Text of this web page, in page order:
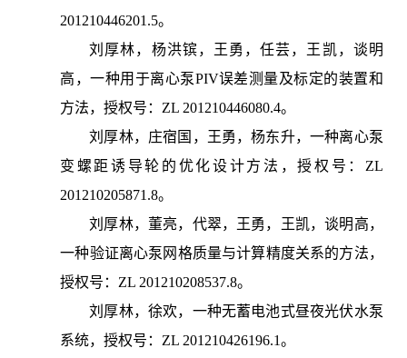
201210446201.5。
刘厚林，杨洪镔，王勇，任芸，王凯，谈明
高，一种用于离心泵PIV误差测量及标定的装置和
方法，授权号：ZL 201210446080.4。
刘厚林，庄宿国，王勇，杨东升，一种离心泵
变螺距诱导轮的优化设计方法，授权号：ZL
201210205871.8。
刘厚林，董亮，代翠，王勇，王凯，谈明高，
一种验证离心泵网格质量与计算精度关系的方法，
授权号：ZL 201210208537.8。
刘厚林，徐欢，一种无蓄电池式昼夜光伏水泵
系统，授权号：ZL 201210426196.1。